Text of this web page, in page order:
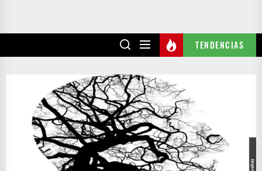
TENDENCIAS